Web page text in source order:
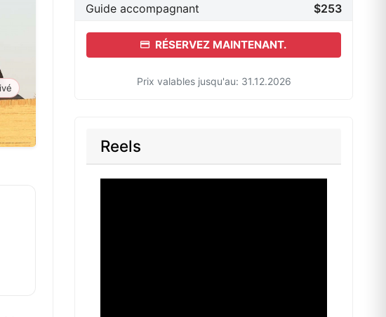
Guide accompagnant
$253
RÉSERVEZ MAINTENANT.
Prix valables jusqu'au: 31.12.2026
Reels